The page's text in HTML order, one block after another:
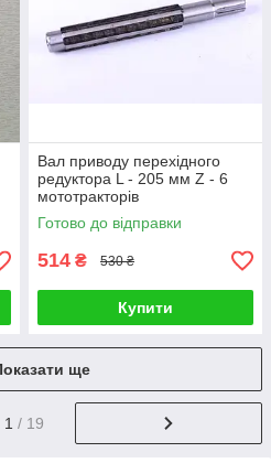
Вал приводу перехідного
редуктора L - 205 мм Z - 6
мототракторів
Готово до відправки
514 ₴ 530 ₴
Купити
ще
1 / 19